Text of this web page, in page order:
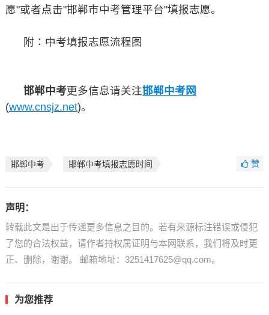
愿"或者点击"邯郸市中考管理平台"填报志愿。
附∶中考填报志愿流程图
邯郸中考更多信息请关注邯郸中考网
(www.cnsjz.net)。
邯郸中考 邯郸中考填报志愿时间 赞
声明：
转载此文是出于传递更多信息之目的。若有来源标注错误或侵犯
了您的合法权益，请作者持权属证明与本网联系，我们将及时更
正、删除，谢谢。 邮箱地址：3251417625@qq.com。
为您推荐